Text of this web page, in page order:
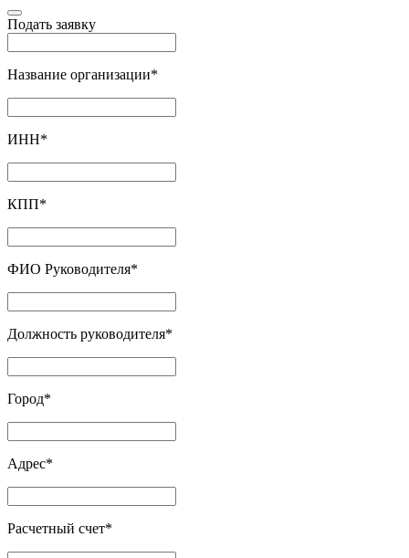
Подать заявку
Название организации*
ИНН*
КПП*
ФИО Руководителя*
Должность руководителя*
Город*
Адрес*
Расчетный счет*